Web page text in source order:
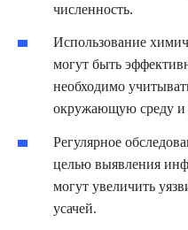
численность.
Использование
могут быть
необходимо
окружающую среду и
Регулярное
целью выявления
могут увеличить
усачей.